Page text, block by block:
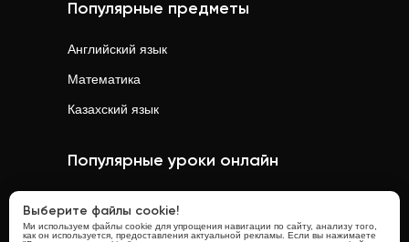
Популярные предметы
Английский язык
Математика
Казахский язык
Популярные уроки онлайн
Физикаонлайн
Выберите файлы cookie!
Ми используем файлы cookie для упрощения навигации по сайту, анализу того,
как он используется, предоставления актуальной рекламы. Если вы нажимаете